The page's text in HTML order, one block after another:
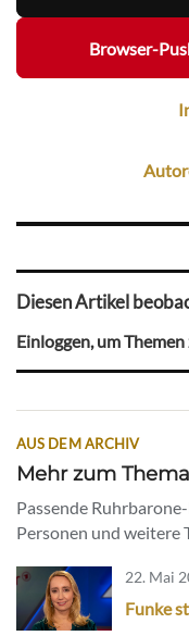
Browser-
Diesen Artikel
Einloggen, um
AUS DEM ARCHIV
Mehr zum Thema
Passende
Personen und weitere
22. Mai
Funke